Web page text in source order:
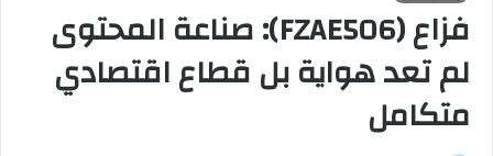
فزاع (FZAE506): صناعة المحتوى
لم تعد هواية بل قطاع اقتصادي
متكامل